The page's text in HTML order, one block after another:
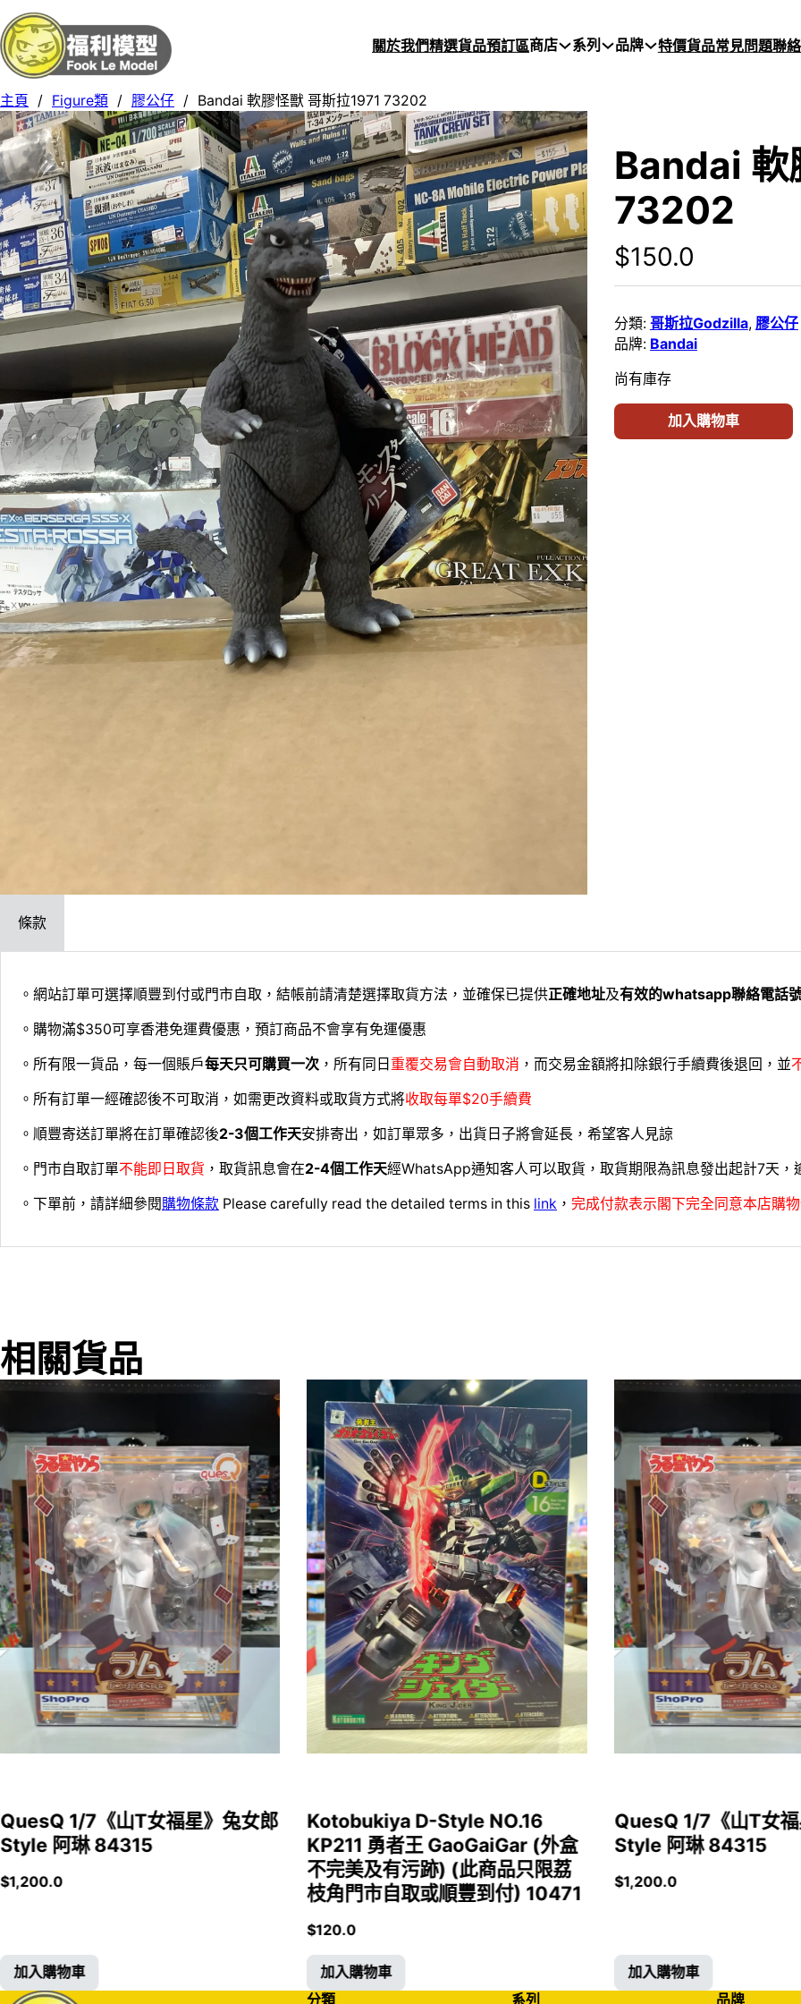
關於我們精選貨品預訂區商店 系列 品牌 特價貨品常見問題聯
主頁 / Figure類 / 膠公仔 / Bandai 軟膠怪獸 哥斯拉1971 73202
Bandai 軟
73202
$150.0
分類: 哥斯拉Godzilla, 膠公仔
品牌: Bandai
尚有庫存
加入購物車
條款
。網站訂單可選擇順豐到付或門市自取，結帳前請清楚選擇取貨方法，並確保已提供正確地址及有效的whatsapp聯絡電話
。購物滿$350可享香港免運費優惠，預訂商品不會享有免運優惠
。所有限一貨品，每一個賬戶每天只可購買一次 ，所有同日 重覆交易會自動取消 ，而交易金額將扣除銀行手續費後退回，並
。所有訂單一經確認後不可取消，如需更改資料或取貨方式將收取每單$20手續費
。順豐寄送訂單將在訂單確認後2-3個工作天安排寄出，如訂單眾多，出貨日子將會延長，希望客人見諒
。門市自取訂單不能即日取貨 ，取貨訊息會在2-4個工作天經WhatsApp通知客人可以取貨，取貨期限為訊息發出起計7天，
。下單前，請詳細參閱購物條款 Please carefully read the detailed terms in this link ， 完成付款表示閣下完全同意本店購
相關貨品
QuesQ 1/7《山T女福星》兔女郎
Style 阿琳 84315
$1,200.0
加入購物車
Kotobukiya D-Style NO.16
KP211 勇者王 GaoGaiGar (外盒
不完美及有污跡) (此商品只限荔
枝角門市自取或順豐到付) 10471
$120.0
加入購物車
QuesQ 1/7《山T女
Style 阿琳 84315
$1,200.0
加入購物車
分類
系列 品牌